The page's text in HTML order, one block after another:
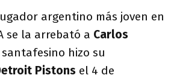
argentino más joven en
se la arrebató a Carlos
hizo su
Pistons el 4 de